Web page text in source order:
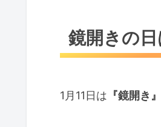
鏡開きの
1月11日は 『鏡開き』